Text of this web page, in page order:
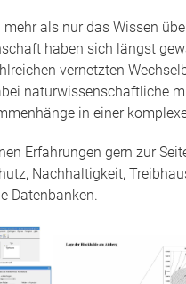
als nur das Wissen
haben sich längst
vernetzten
naturwissenschaftliche
in einer
Erfahrungen gern zur
Nachhaltigkeit,
Datenbanken.